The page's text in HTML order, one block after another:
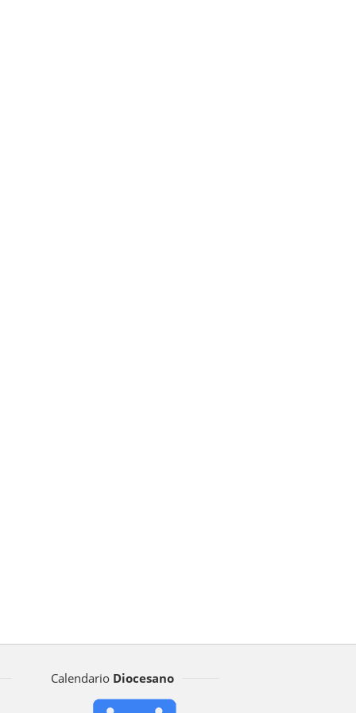
Calendario Diocesano